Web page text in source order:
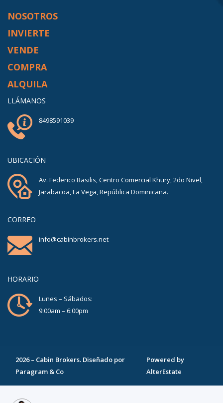
NOSOTROS
INVIERTE
VENDE
COMPRA
ALQUILA
LLÁMANOS
8498591039
UBICACIÓN
Av. Federico Basilis, Centro Comercial Khury, 2do Nivel,
Jarabacoa, La Vega, República Dominicana.
CORREO
info@cabinbrokers.net
HORARIO
Lunes – Sábados:
9:00am – 6:00pm
2026– Cabin Brokers. Diseñado por
Paragram & Co
Powered by
AlterEstate